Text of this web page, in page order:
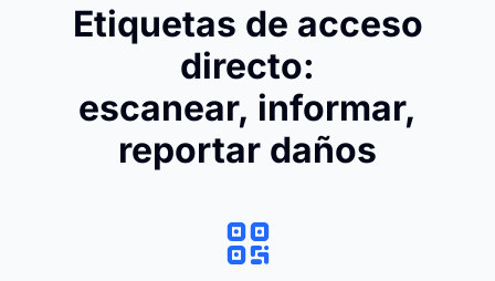
Etiquetas de acceso
directo:
escanear, informar,
reportar daños